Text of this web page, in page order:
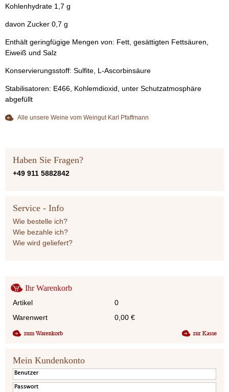
Kohlenhydrate 1,7 g
davon Zucker 0,7 g
Enthält geringfügige Mengen von: Fett, gesättigten Fettsäuren,
Eiweiß und Salz
Konservierungsstoff: Sulfite, L-Ascorbinsäure
Stabilisatoren: E466, Kohlemdioxid, unter Schutzatmosphäre
abgefüllt
Alle unsere Weine vom Weingut Karl Pfaffmann
Haben Sie Fragen?
+49 911 5882842
Service - Info
Wie bestelle ich?
Wie bezahle ich?
Wie wird geliefert?
Ihr Warenkorb
Artikel
0
Warenwert
0,00 €
Mein Kundenkonto